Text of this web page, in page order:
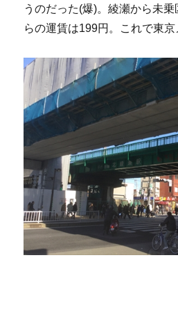
うのだった(爆)。綾瀬から未
らの運賃は199円。これで東京